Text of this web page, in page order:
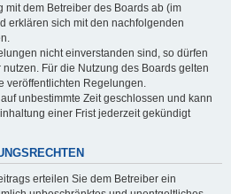
mit dem Betreiber des Boards ab (im
erklären sich mit den nachfolgenden
nicht einverstanden sind, so dürfen
Für die Nutzung des Boards gelten
veröffentlichten Regelungen.
unbestimmte Zeit geschlossen und kann
einer Frist jederzeit gekündigt
erteilen Sie dem Betreiber ein